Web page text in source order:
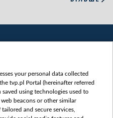
your personal data collected
tvp.pl Portal (hereinafter referred
using technologies used to
beacons or other similar
and secure services,